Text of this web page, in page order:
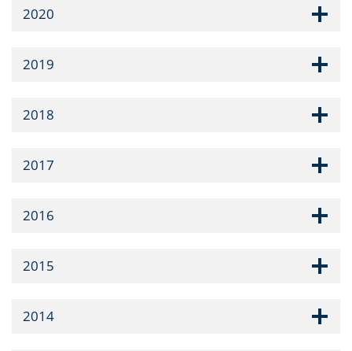
2020
2019
2018
2017
2016
2015
2014